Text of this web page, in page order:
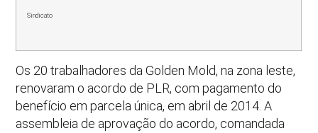
Sindicato
Os 20 trabalhadores da Golden Mold, na zona leste,
renovaram o acordo de PLR, com pagamento do
benefício em parcela única, em abril de 2014. A
assembleia de aprovação do acordo, comandada